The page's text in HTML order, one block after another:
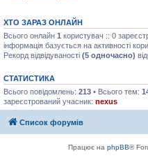
ХТО ЗАРАЗ ОНЛАЙН
Всього онлайн 1 користувач :: 0
інформація базується на активності
Рекорд відвідуваності (5 одночасно)
СТАТИСТИКА
Всього повідомлень: 213 • Всього тем:
зареєстрований учасник: nexus
Список форумів
Працює на phpBB®